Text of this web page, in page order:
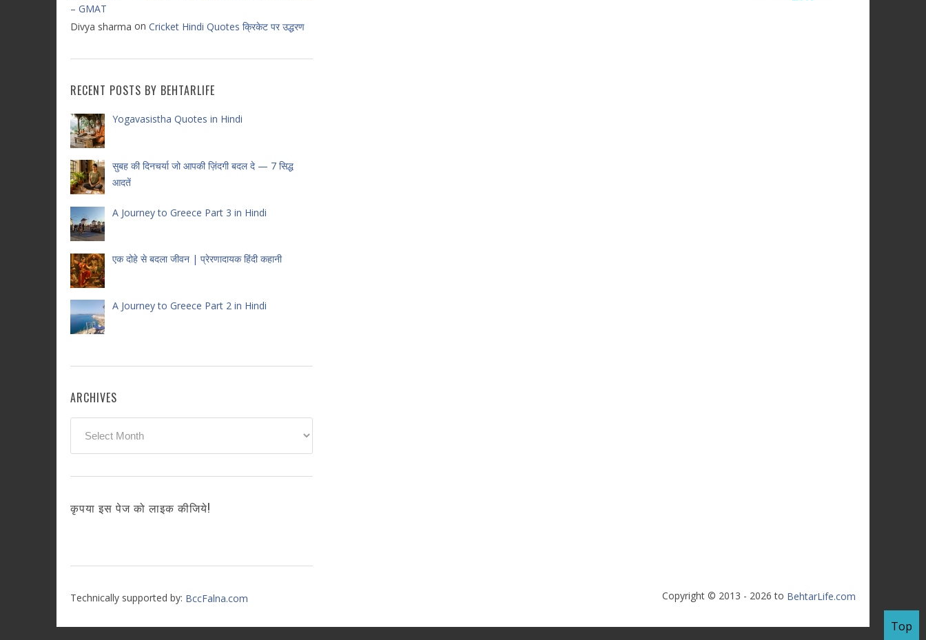
– GMAT
Divya sharma on Cricket Hindi Quotes क्रिकेट पर उद्धरण
RECENT POSTS BY BEHTARLIFE
Yogavasistha Quotes in Hindi
सुबह की दिनचर्या जो आपकी ज़िंदगी बदल दे — 7 सिद्ध
आदतें
A Journey to Greece Part 3 in Hindi
एक दोहे से बदला जीवन | प्रेरणादायक हिंदी कहानी
A Journey to Greece Part 2 in Hindi
ARCHIVES
कृपया इस पेज को लाइक कीजिये!
Technically supported by: BccFalna.com Copyright © 2013 - 2026 to BehtarLife.com
Top